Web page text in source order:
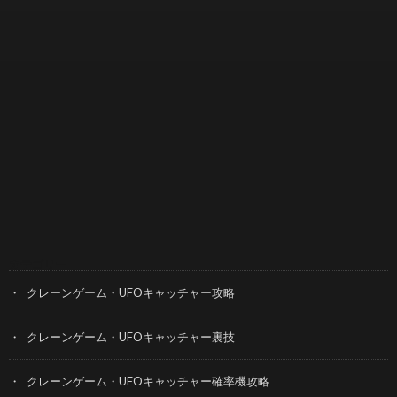
クレーンゲーム・UFOキャッチャー攻略
クレーンゲーム・UFOキャッチャー裏技
クレーンゲーム・UFOキャッチャー確率機攻略